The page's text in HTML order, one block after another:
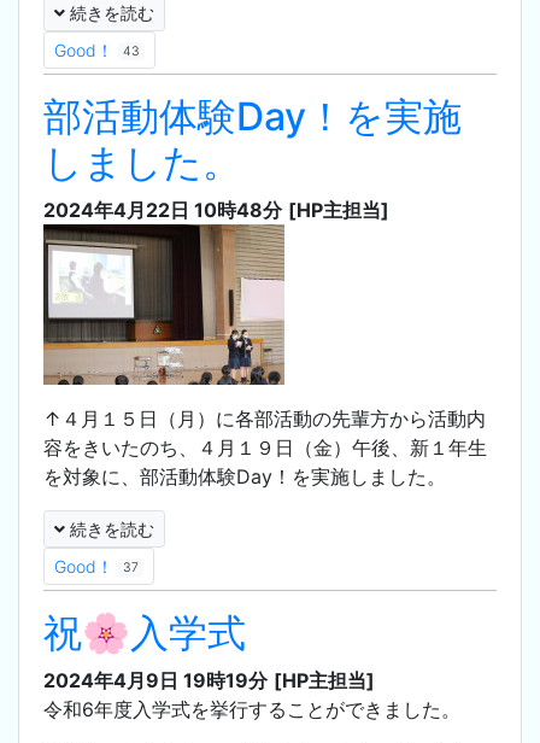
続きを読む
Good！
43
部活動体験Day！を実施
しました。
2024年4月22日 10時48分 [HP主担当]
↑４月１５日（月）に各部活動の先輩方から活動内
容をきいたのち、４月１９日（金）午後、新１年生
を対象に、部活動体験Day！を実施しました。
続きを読む
Good！
37
祝🌸入学式
2024年4月9日 19時19分 [HP主担当]
令和6年度入学式を挙行することができました。